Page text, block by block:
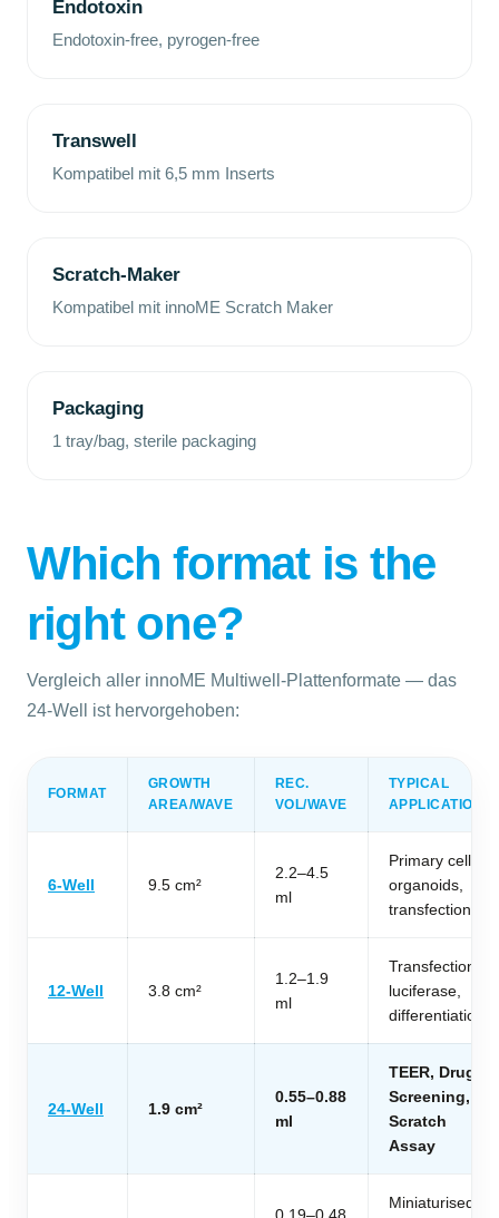
Endotoxin
Endotoxin-free, pyrogen-free
Transwell
Kompatibel mit 6,5 mm Inserts
Scratch-Maker
Kompatibel mit innoME Scratch Maker
Packaging
1 tray/bag, sterile packaging
Which format is the
right one?
Vergleich aller innoME Multiwell-Plattenformate — das
24-Well ist hervorgehoben:
FORMAT
GROWTH
AREA/WAVE
REC.
VOL/WAVE
TYPICAL
APPLICATION
6-Well 9.5 cm²
2.2–4.5
ml
Primary cells,
organoids,
transfection
12-Well 3.8 cm²
1.2–1.9
ml
Transfection,
luciferase,
differentiation
24-Well 1.9 cm²
0.55–0.88
ml
TEER, Drug
Screening,
Scratch
Assay
0.19–0.48
Miniaturised